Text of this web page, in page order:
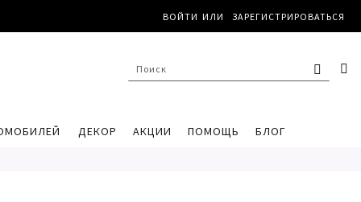
ВОЙТИ ЗАРЕГИСТРИРОВАТЬСЯ
ПОИСК
ДЕКОР АКЦИИ ПОМОЩЬ БЛОГ